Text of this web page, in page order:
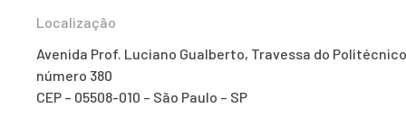
Localização
Avenida Prof. Luciano Gualberto, Travessa do
número 380
CEP – 05508-010 – São Paulo – SP